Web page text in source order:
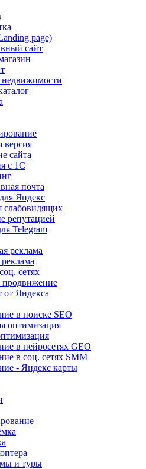
page)
сайт
недвижимости
версия
сайта
с 1С
почта
Яндекс
слабовидящих
репутацией
Telegram
реклама
сетях
от Яндекса
в поиске SEO
оптимизация
в нейросетях GEO
в соц. сетях SMM
- Яндекс карты
и туры